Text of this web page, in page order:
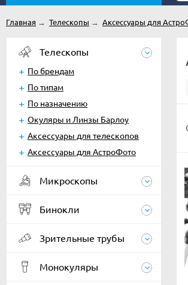
Главная → Телескопы → Аксессуары для
Телескопы
По брендам
По типам
По назначению
Окуляры и Линзы Барлоу
Аксессуары для телескопов
Аксессуары для АстроФото
Микроскопы
Бинокли
Зрительные трубы
Монокуляры